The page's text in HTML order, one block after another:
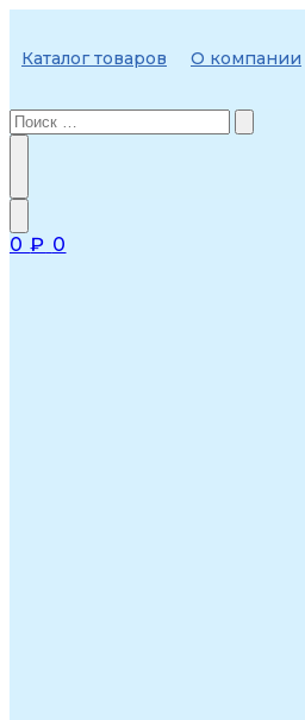
содержимому
Каталог товаров О компании
0₽ 0